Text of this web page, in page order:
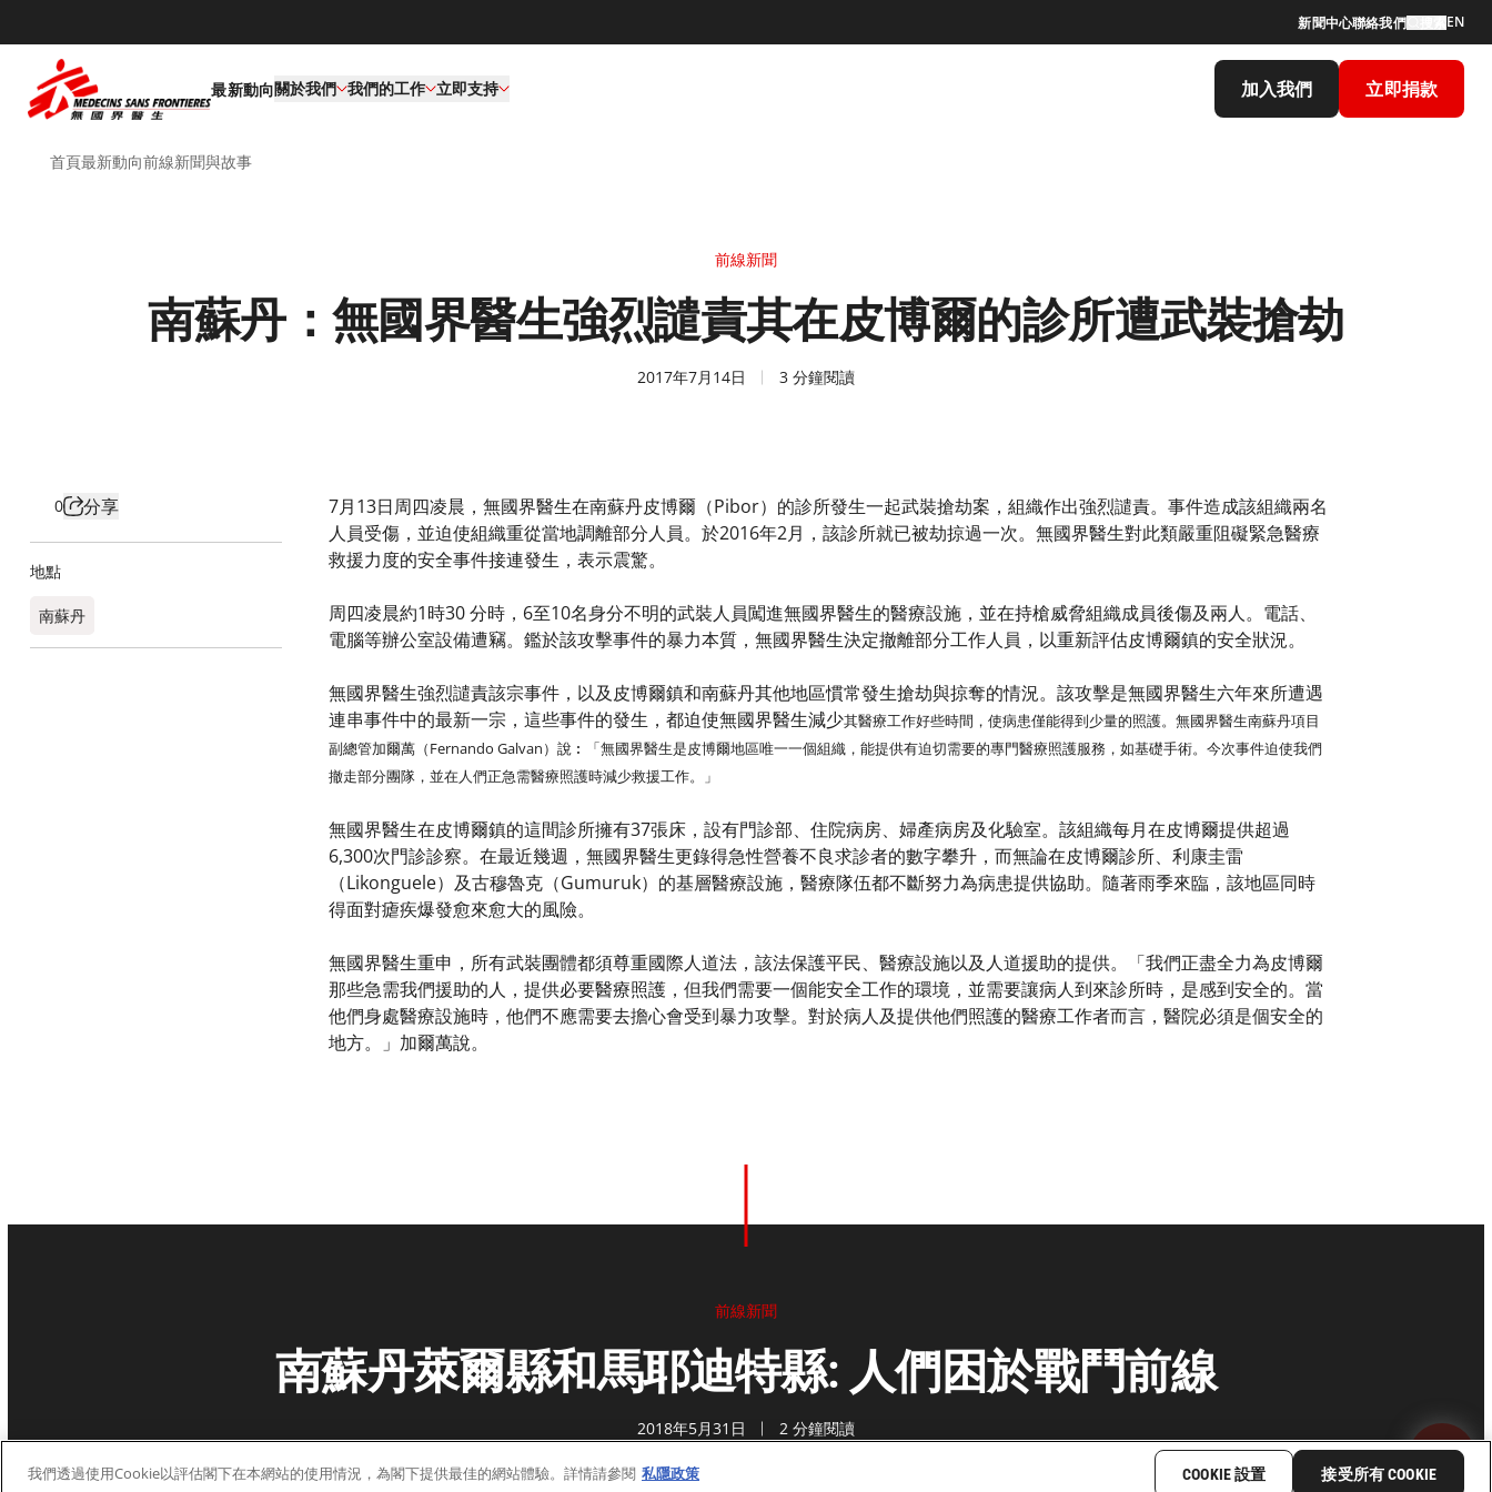
新聞中心聯絡我們 EN
最新動向關於我們 我們的工作​ 立即支持 加入我們 立即捐款
首頁最新動向前線新聞與故事
前線新聞
南蘇丹：無國界醫生強烈譴責其在皮博爾的診所遭武裝搶劫
2017年7月14日 3 分鐘閱讀
0 分享
地點
南蘇丹
7月13日周四凌晨，無國界醫生在南蘇丹皮博爾（Pibor）的診所發生一起武裝搶劫案，組織作出強烈譴責。事件造成該組織兩名
人員受傷，並迫使組織重從當地調離部分人員。於2016年2月，該診所就已被劫掠過一次。無國界醫生對此類嚴重阻礙緊急醫療
救援力度的安全事件接連發生，表示震驚。
周四凌晨約1時30 分時，6至10名身分不明的武裝人員闖進無國界醫生的醫療設施，並在持槍威脅組織成員後傷及兩人。電話、
電腦等辦公室設備遭竊。鑑於該攻擊事件的暴力本質，無國界醫生決定撤離部分工作人員，以重新評估皮博爾鎮的安全狀況。
無國界醫生強烈譴責該宗事件，以及皮博爾鎮和南蘇丹其他地區慣常發生搶劫與掠奪的情況。該攻擊是無國界醫生六年來所遭遇
連串事件中的最新一宗，這些事件的發生，都迫使無國界醫生減少其醫療工作好些時間，使病患僅能得到少量的照護。無國界醫生南蘇丹項目
副總管加爾萬（Fernando Galvan）說︰「無國界醫生是皮博爾地區唯一一個組織，能提供有迫切需要的專門醫療照護服務，如基礎手術。今次事件迫使我們
撤走部分團隊，並在人們正急需醫療照護時減少救援工作。」
無國界醫生在皮博爾鎮的這間診所擁有37張床，設有門診部、住院病房、婦產病房及化驗室。該組織每月在皮博爾提供超過
6,300次門診診察。在最近幾週，無國界醫生更錄得急性營養不良求診者的數字攀升，而無論在皮博爾診所、利康圭雷
（Likonguele）及古穆魯克（Gumuruk）的基層醫療設施，醫療隊伍都不斷努力為病患提供協助。隨著雨季來臨，該地區同時
得面對瘧疾爆發愈來愈大的風險。
無國界醫生重申，所有武裝團體都須尊重國際人道法，該法保護平民、醫療設施以及人道援助的提供。「我們正盡全力為皮博爾
那些急需我們援助的人，提供必要醫療照護，但我們需要一個能安全工作的環境，並需要讓病人到來診所時，是感到安全的。當
他們身處醫療設施時，他們不應需要去擔心會受到暴力攻擊。對於病人及提供他們照護的醫療工作者而言，醫院必須是個安全的
地方。」加爾萬說。
前線新聞
南蘇丹萊爾縣和馬耶迪特縣: 人們困於戰鬥前線
2018年5月31日 2 分鐘閱讀
我們透過使用Cookie以評估閣下在本網站的使用情況，為閣下提供最佳的網站體驗。詳情請參閱 私隱政策 COOKIE 設置 接受所有 COOKIE